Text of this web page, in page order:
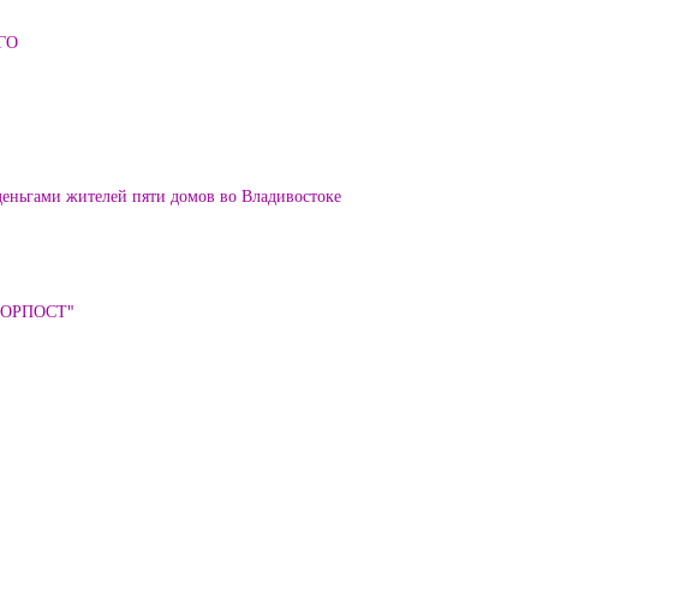
жителей пяти домов во Владивостоке